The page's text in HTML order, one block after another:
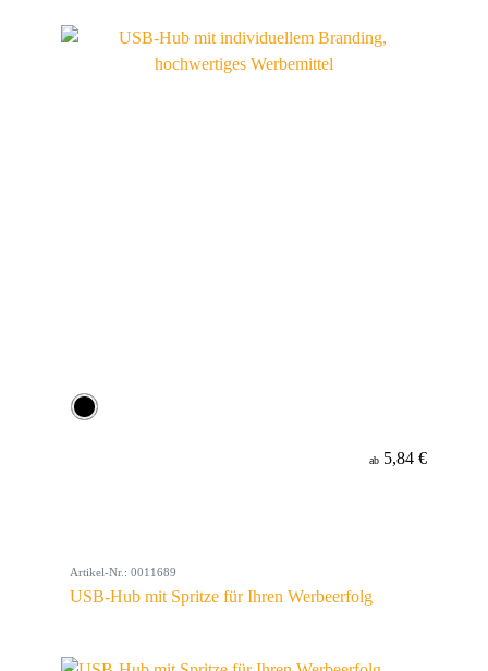
ab 5,84 €
Artikel-Nr.: 0011689
USB-Hub mit Spritze für Ihren Werbeerfolg